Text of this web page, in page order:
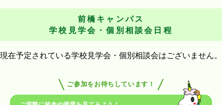
前橋キャンパス
学校見学会・個別相談会日程
現在予定されている学校見学会・個別相談会はございません。
ご参加をお待ちしています！